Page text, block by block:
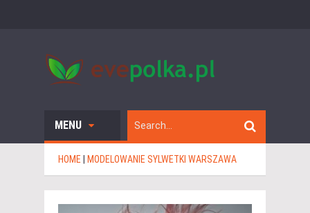
MENU
HOME | MODELOWANIE SYLWETKI WARSZAWA